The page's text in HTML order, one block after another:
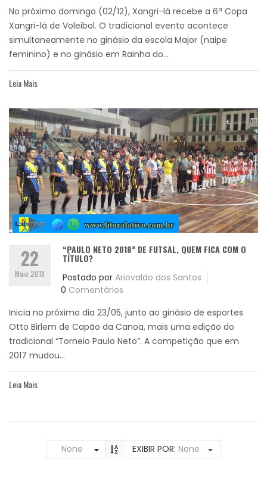
No próximo domingo (02/12), Xangri-lá recebe a 6ª Copa
Xangri-lá de Voleibol. O tradicional evento acontece
simultaneamente no ginásio da escola Major (naipe
feminino) e no ginásio em Rainha do...
Leia Mais
22
Maio 2018
“PAULO NETO 2018” DE FUTSAL, QUEM FICA COM O
TÍTULO?
Postado por Ariovaldo dos Santos
0 Comentários
Inicia no próximo dia 23/05, junto ao ginásio de esportes
Otto Birlem de Capão da Canoa, mais uma edição do
tradicional “Torneio Paulo Neto”. A competição que em
2017 mudou...
Leia Mais
None EXIBIR POR: None